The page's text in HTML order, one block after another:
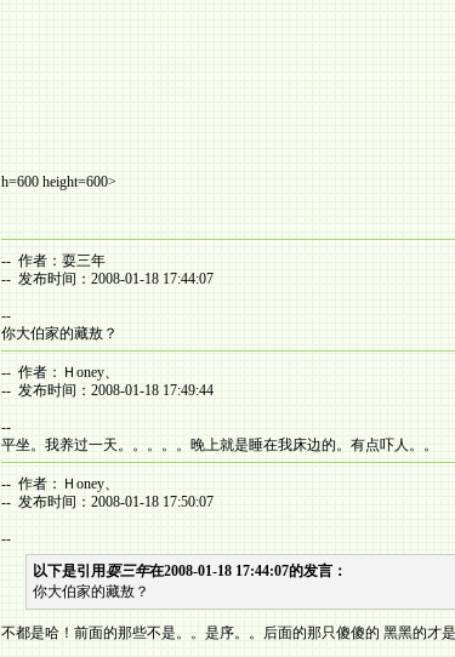
h=600 height=600>
-- 作者：耍三年
-- 发布时间：2008-01-18 17:44:07
--
你大伯家的藏敖？
-- 作者：Ｈoney、
-- 发布时间：2008-01-18 17:49:44
--
平坐。我养过一天。。。。。晚上就是睡在我床边的。有点吓人。。
-- 作者：Ｈoney、
-- 发布时间：2008-01-18 17:50:07
--
以下是引用耍三年在2008-01-18 17:44:07的发言：
你大伯家的藏敖？
不都是哈！前面的那些不是。。是序。。后面的那只傻傻的 黑黑的才是